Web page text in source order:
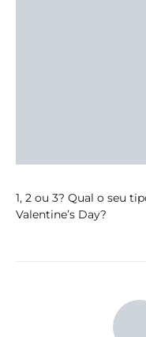
1, 2 ou 3? Qual o seu
Valentine’s Day?